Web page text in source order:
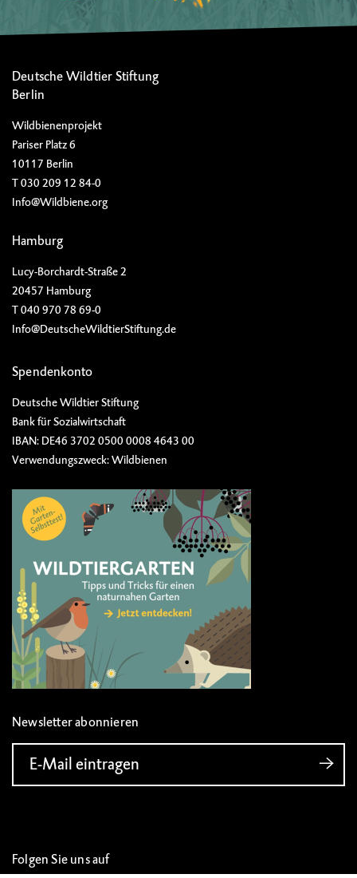
Deutsche Wildtier Stiftung
Berlin
Wildbienenprojekt
Pariser Platz 6
10117 Berlin
T 030 209 12 84-0
Info@Wildbiene.org
Hamburg
Lucy-Borchardt-Straße 2
20457 Hamburg
T 040 970 78 69-0
Info@DeutscheWildtierStiftung.de
Spendenkonto
Deutsche Wildtier Stiftung
Bank für Sozialwirtschaft
IBAN: DE46 3702 0500 0008 4643 00
Verwendungszweck: Wildbienen
Newsletter abonnieren
E-Mail eintragen
Folgen Sie uns auf